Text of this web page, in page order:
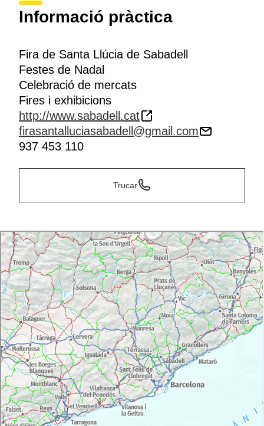
Informació pràctica
Fira de Santa Llúcia de Sabadell
Festes de Nadal
Celebració de mercats
Fires i exhibicions
http://www.sabadell.cat
firasantalluciasabadell@gmail.com
937 453 110
Trucar